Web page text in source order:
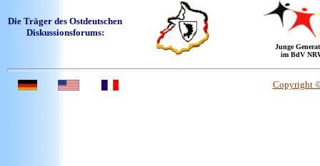
Die Träger des Ostdeutschen
Diskussionsforums:
Junge
im BdV
Copyright